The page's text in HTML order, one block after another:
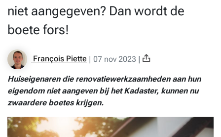
niet aangegeven? Dan wordt de
boete fors!
François Piette | 07 nov 2023 |
Huiseigenaren die renovatiewerkzaamheden aan hun
eigendom niet aangeven bij het Kadaster, kunnen nu
zwaardere boetes krijgen.